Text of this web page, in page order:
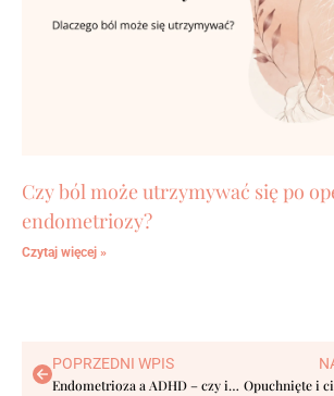
Czy ból może utrzymywać się po
endometriozy?
Czytaj więcej »
POPRZEDNI WPIS
Endometrioza a ADHD – czy istnieje związek?